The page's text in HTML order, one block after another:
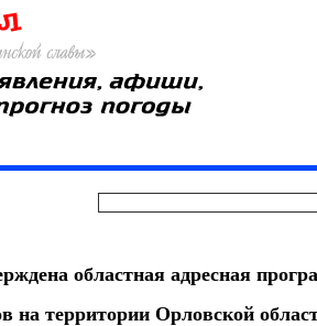
областная адресная
на территории Орловской